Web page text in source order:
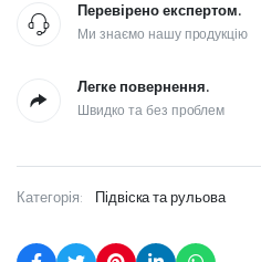
Перевірено експертом.
Ми знаємо нашу продукцію
Легке повернення.
Швидко та без проблем
Категорія: Підвіска та рульова